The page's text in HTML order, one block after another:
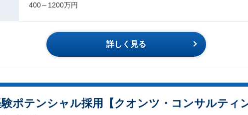
400～1200万円
詳しく見る
ポテンシャル採用【クオンツ・コンサルティ